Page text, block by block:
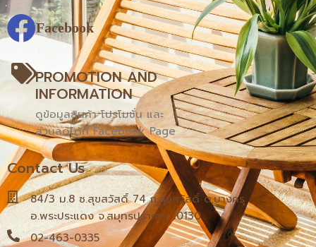
Facebook
PROMOTION AND
INFORMATION
ดูข้อมูลสินค้า โปรโมชั่น และ
ส่วนลดได้ที่ Facebook Page
Contact Us
84/3 ม.8 ซ.สุขสวัสดิ์ 74 ถ.สุขสวัสดิ์ ต.บางครุ
อ.พระประแดง จ.สมุทรปราการ 10130
02-463-0335